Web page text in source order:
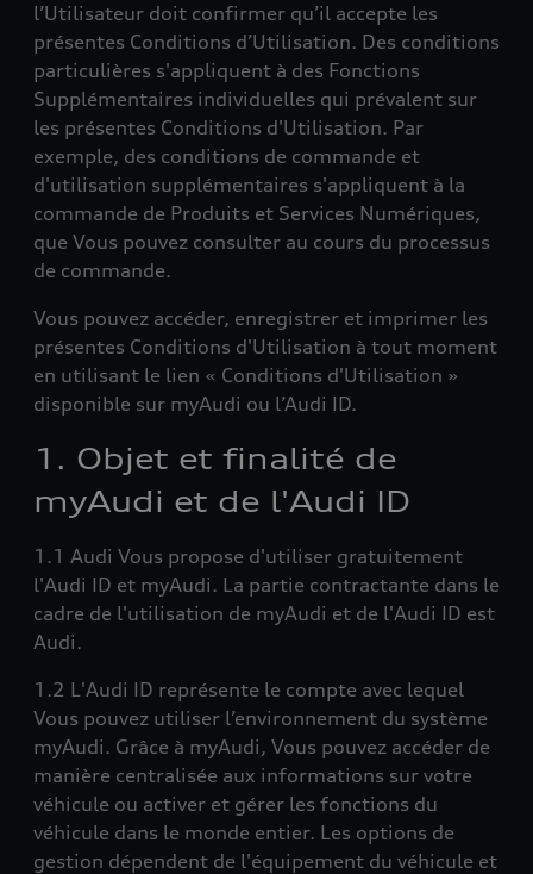
l’Utilisateur doit confirmer qu’il accepte les
présentes Conditions d’Utilisation. Des conditions
particulières s'appliquent à des Fonctions
Supplémentaires individuelles qui prévalent sur
les présentes Conditions d'Utilisation. Par
exemple, des conditions de commande et
d'utilisation supplémentaires s'appliquent à la
commande de Produits et Services Numériques,
que Vous pouvez consulter au cours du processus
de commande.
Vous pouvez accéder, enregistrer et imprimer les
présentes Conditions d'Utilisation à tout moment
en utilisant le lien « Conditions d'Utilisation »
disponible sur myAudi ou l’Audi ID.
1. Objet et finalité de
myAudi et de l'Audi ID
1.1 Audi Vous propose d'utiliser gratuitement
l'Audi ID et myAudi. La partie contractante dans le
cadre de l'utilisation de myAudi et de l'Audi ID est
Audi.
1.2 L'Audi ID représente le compte avec lequel
Vous pouvez utiliser l’environnement du système
myAudi. Grâce à myAudi, Vous pouvez accéder de
manière centralisée aux informations sur votre
véhicule ou activer et gérer les fonctions du
véhicule dans le monde entier. Les options de
gestion dépendent de l'équipement du véhicule et